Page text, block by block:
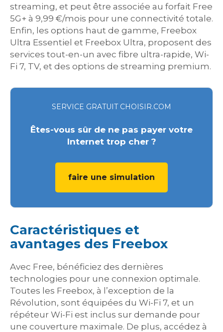
streaming, et peut être associée au forfait Free
5G+ à 9,99 €/mois pour une connectivité totale.
Enfin, les options haut de gamme, Freebox
Ultra Essentiel et Freebox Ultra, proposent des
services tout-en-un avec fibre ultra-rapide, Wi-
Fi 7, TV, et des options de streaming premium.
SERVICE GRATUIT CHOISIR.COM
Êtes-vous sûr de ne pas payer votre
Internet trop cher ?
faire une simulation
Caractéristiques et
avantages des Freebox
Avec Free, bénéficiez des dernières
technologies pour une connexion optimale.
Toutes les Freebox, à l’exception de la
Révolution, sont équipées du Wi-Fi 7, et un
répéteur Wi-Fi est inclus sur demande pour
une couverture maximale. De plus, accédez à